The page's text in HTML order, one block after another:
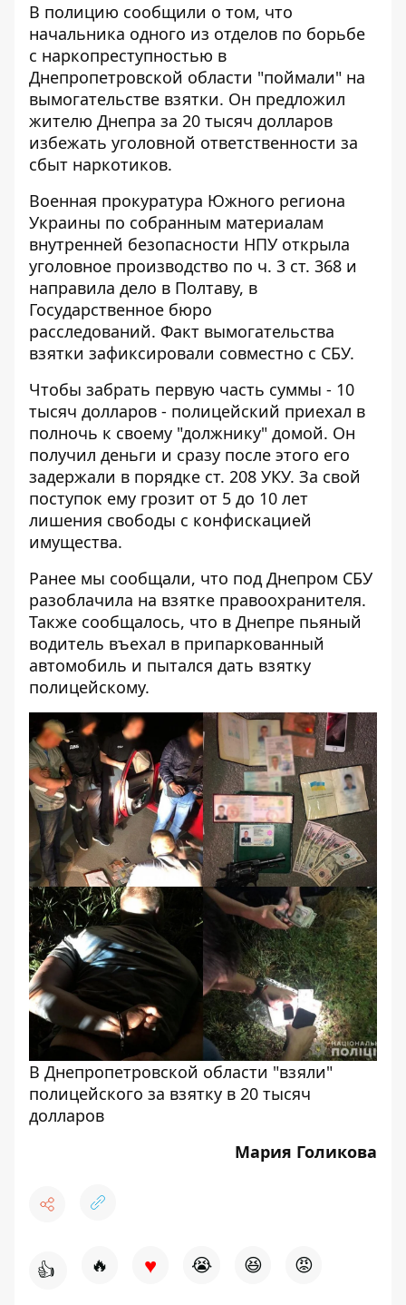
В полицию сообщили о том, что
начальника одного из отделов по борьбе
с наркопреступностью в
Днепропетровской области "поймали" на
вымогательстве взятки. Он предложил
жителю Днепра за 20 тысяч долларов
избежать уголовной ответственности за
сбыт наркотиков.
Военная прокуратура Южного региона
Украины по собранным материалам
внутренней безопасности НПУ открыла
уголовное производство по ч. 3 ст. 368 и
направила дело в Полтаву, в
Государственное бюро
расследований. Факт вымогательства
взятки зафиксировали совместно с СБУ.
Чтобы забрать первую часть суммы - 10
тысяч долларов - полицейский приехал в
полночь к своему "должнику" домой. Он
получил деньги и сразу после этого его
задержали в порядке ст. 208 УКУ. За свой
поступок ему грозит от 5 до 10 лет
лишения свободы с конфискацией
имущества.
Ранее мы сообщали, что под Днепром СБУ
разоблачила на взятке правоохранителя.
Также сообщалось, что в Днепре пьяный
водитель въехал в припаркованный
автомобиль и пытался дать взятку
полицейскому.
В Днепропетровской области "взяли"
полицейского за взятку в 20 тысяч
долларов
Мария Голикова
👍 🔥 ♥ 😭 😆 😡